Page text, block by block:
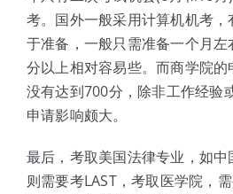
考。国外一般采用计算机机考
于准备，一般只需准备一个月
分以上相对容易些。而商学院
没有达到700分，除非工作经验
申请影响颇大。
最后，考取美国法律专业，如中
则需要考LAST，考取医学院，